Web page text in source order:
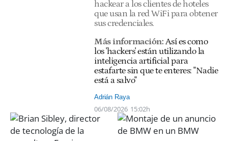
hackear a los clientes de hoteles
que usan la red WiFi para obtener
sus credenciales.
Más información: Así es como
los 'hackers' están utilizando la
inteligencia artificial para
estafarte sin que te enteres: "Nadie
está a salvo"
Adrián Raya
06/08/2026 15:02h